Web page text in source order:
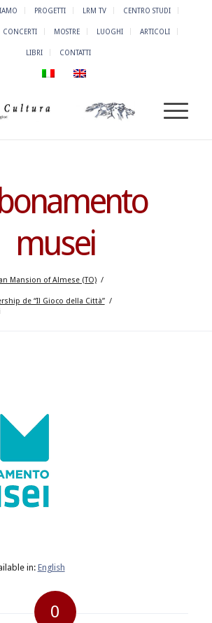
PROGETTI LRM TV CENTRO STUDI
CONCERTI MOSTRE LUOGHI ARTICOLI
LIBRI CONTATTI
musei
Mansion of Almese (TO) /
de “Il Gioco della Città” /
in: English
0